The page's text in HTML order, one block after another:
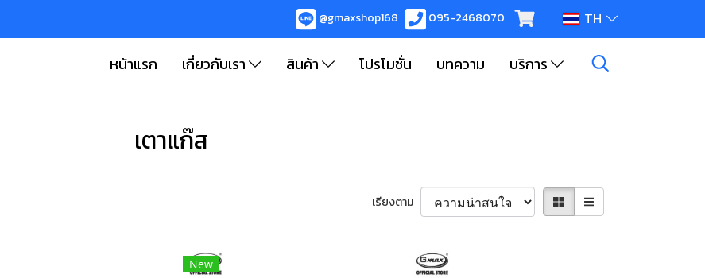
@gmaxshop168 095-2468070 TH
หน้าแรก เกี่ยวกับเรา สินค้า โปรโมชั่น บทความ บริการ
เตาแก๊ส
เรียงตาม
New